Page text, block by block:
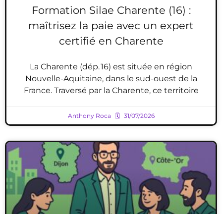
Formation Silae Charente (16) :
maîtrisez la paie avec un expert
certifié en Charente
La Charente (dép. 16) est située en région
Nouvelle-Aquitaine, dans le sud-ouest de la
France. Traversé par la Charente, ce territoire
Anthony Roca 31/07/2026